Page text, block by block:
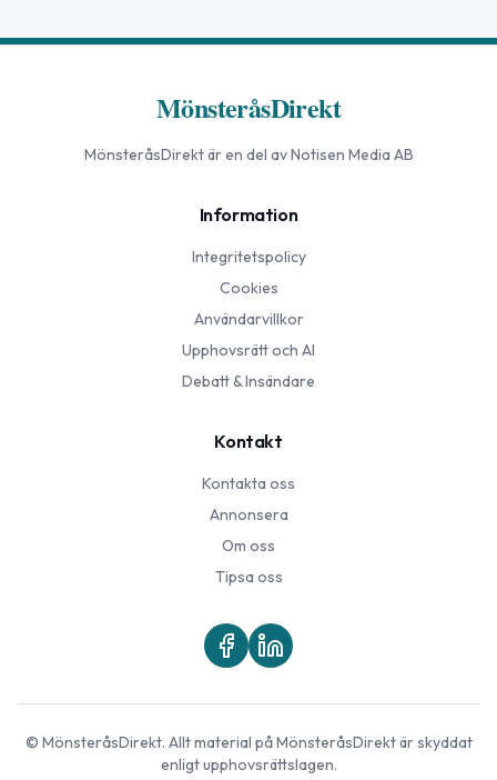
MönsteråsDirekt
MönsteråsDirektär en del av Notisen Media AB
Information
Integritetspolicy
Cookies
Användarvillkor
Upphovsrätt och AI
Debatt & Insändare
Kontakt
Kontakta oss
Annonsera
Om oss
Tipsa oss
© MönsteråsDirekt. Allt material påMönsteråsDirektär skyddat
enligt upphovsrättslagen.